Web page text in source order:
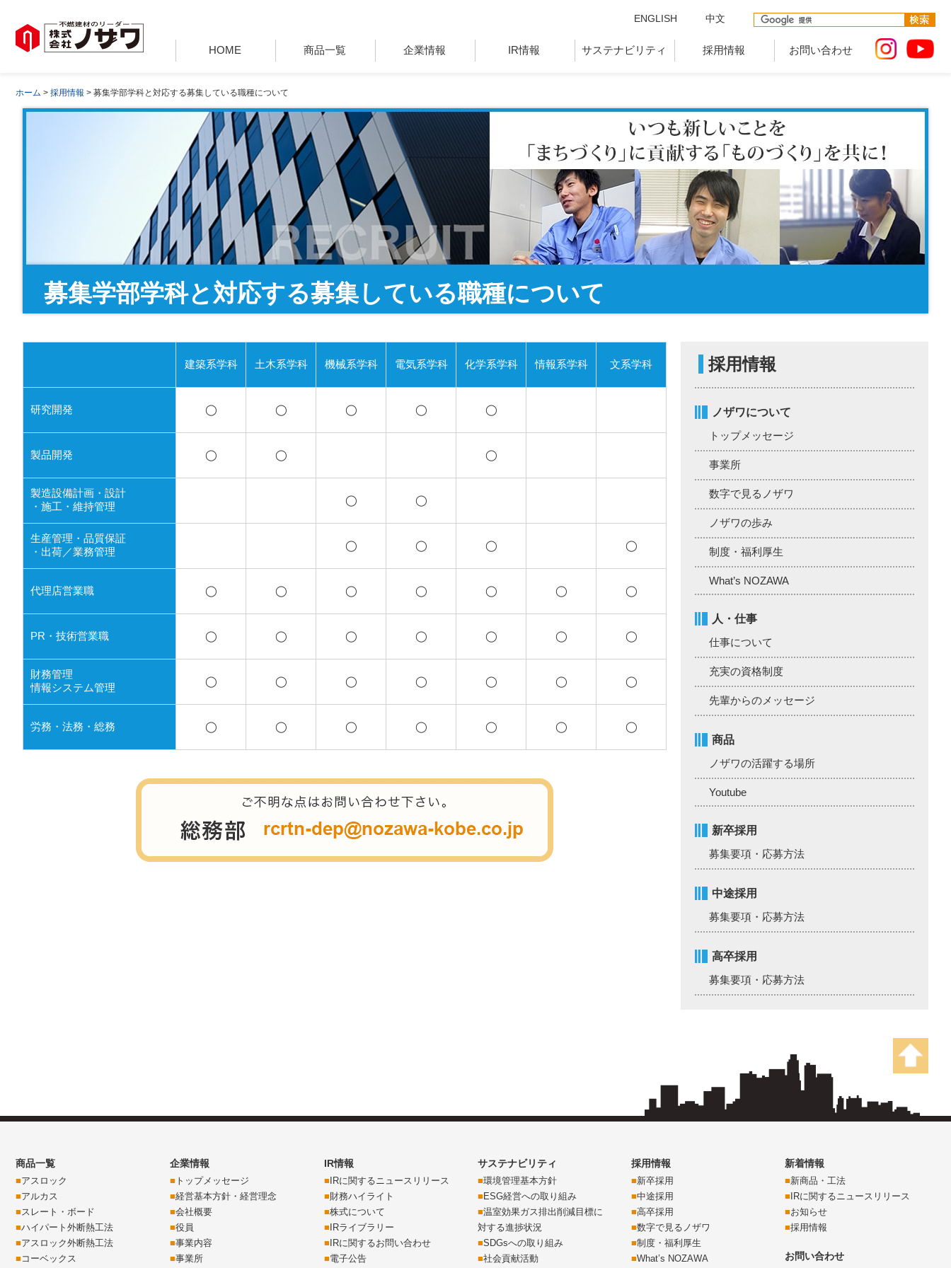
ENGLISH 中文
HOME 商品一覧 企業情報 IR情報 サステナビリティ 採用情報 お問い合わせ
ホーム > 採用情報 > 募集学部学科と対応する募集している職種について
募集学部学科と対応する募集している職種について
採用情報
ノザワについて
トップメッセージ
事業所
数字で見るノザワ
ノザワの歩み
制度・福利厚生
What’s NOZAWA
人・仕事
仕事について
充実の資格制度
先輩からのメッセージ
商品
ノザワの活躍する場所
Youtube
新卒採用
募集要項・応募方法
中途採用
募集要項・応募方法
高卒採用
募集要項・応募方法
建築系学科 土木系学科 機械系学科 電気系学科 化学系学科 情報系学科 文系学科
研究開発 ◯ ◯ ◯ ◯ ◯
製品開発 ◯ ◯ ◯
製造設備計画・設計
・施工・維持管理
◯ ◯
生産管理・品質保証
・出荷／業務管理
◯ ◯ ◯ ◯
代理店営業職 ◯ ◯ ◯ ◯ ◯ ◯ ◯
PR・技術営業職 ◯ ◯ ◯ ◯ ◯ ◯ ◯
財務管理
情報システム管理
◯ ◯ ◯ ◯ ◯ ◯ ◯
労務・法務・総務 ◯ ◯ ◯ ◯ ◯ ◯ ◯
商品一覧
アスロック
アルカス
スレート・ボード
ハイパート外断熱工法
アスロック外断熱工法
コーベックス
企業情報
トップメッセージ
経営基本方針・経営理念
会社概要
役員
事業内容
事業所
IR情報
IRに関するニュースリリース
財務ハイライト
株式について
IRライブラリー
IRに関するお問い合わせ
電子公告
サステナビリティ
環境管理基本方針
ESG経営への取り組み
温室効果ガス排出削減目標に
対する進捗状況
SDGsへの取り組み
社会貢献活動
採用情報
新卒採用
中途採用
高卒採用
数字で見るノザワ
制度・福利厚生
What’s NOZAWA
新着情報
新商品・工法
IRに関するニュースリリース
お知らせ
採用情報
お問い合わせ